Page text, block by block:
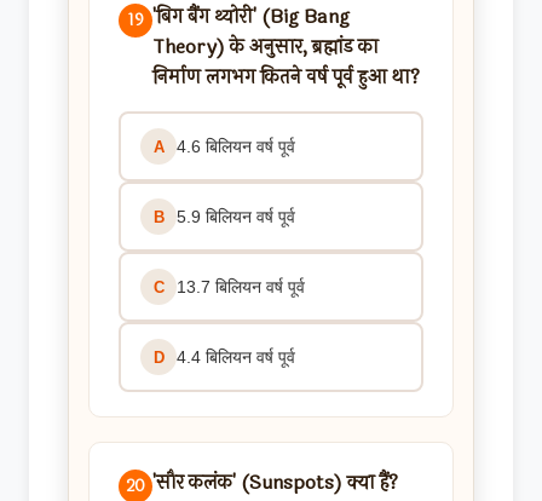
19 'बिग बैंग थ्योरी' (Big Bang
Theory) के अनुसार, ब्रह्मांड का
निर्माण लगभग कितने वर्ष पूर्व हुआ था?
A 4.6 बिलियन वर्ष पूर्व
B 5.9 बिलियन वर्ष पूर्व
C 13.7 बिलियन वर्ष पूर्व
D 4.4 बिलियन वर्ष पूर्व
20 'सौर कलंक' (Sunspots) क्या हैं?